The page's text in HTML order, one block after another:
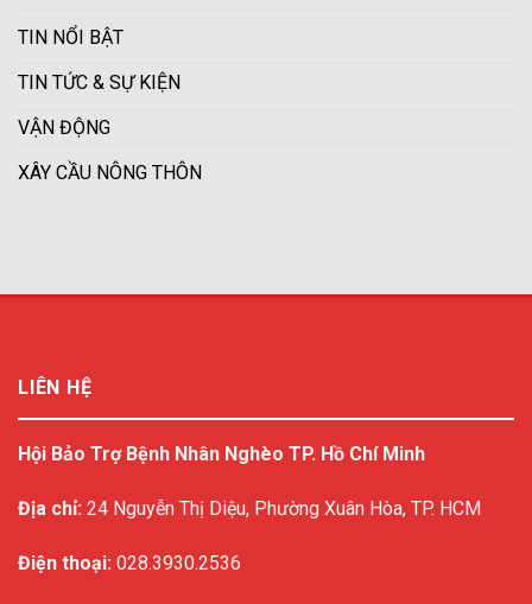
TIN NỔI BẬT
TIN TỨC & SỰ KIỆN
VẬN ĐỘNG
XÂY CẦU NÔNG THÔN
LIÊN HỆ
Hội Bảo Trợ Bệnh Nhân Nghèo TP. Hồ Chí Minh
Địa chỉ: 24 Nguyễn Thị Diệu, Phường Xuân Hòa, TP. HCM
Điện thoại: 028.3930.2536